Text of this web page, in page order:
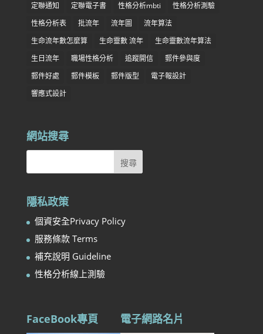
定聯通知
定聯電子書 性格分析mbti
性格分析測驗
性格分析表
批流年 流年圖
流年算法
生命流年數怎麼算
生命靈數 流年
生命靈數流年算法
生日流年
職場性格分析 追蹤開信
郵件參與度
郵件好處
郵件模板 郵件版型
電子報設計
響應式設計
網站搜尋
隱私政策
個資安全Privacy Policy
服務條款 Terms
補充說明 Guideline
性格分析線上測驗
FaceBook專頁 電子網路名片